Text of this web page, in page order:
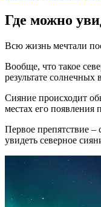
Где можно
Всю жизнь мечтали
Вообще, что такое
результате
Сияние происходит
местах его появления
Первое препятствие –
увидеть северное